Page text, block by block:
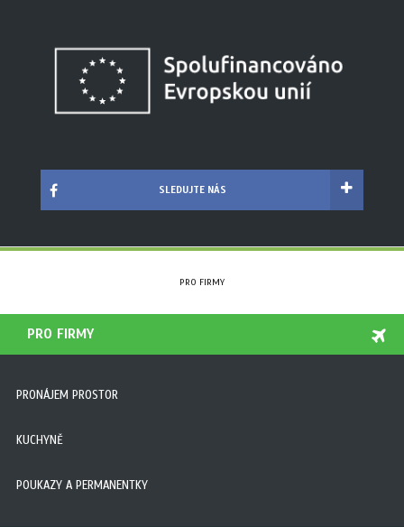
SLEDUJTE NÁS
PRO FIRMY
PRO FIRMY
PRONÁJEM PROSTOR
KUCHYNĚ
POUKAZY A PERMANENTKY